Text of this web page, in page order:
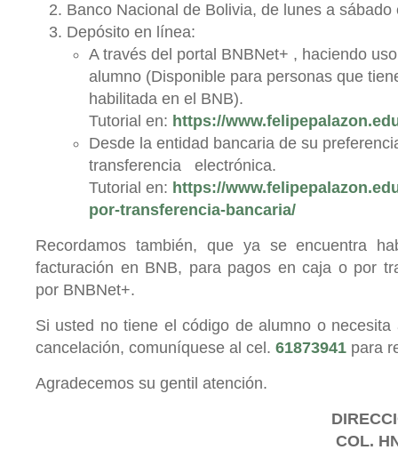
Banco Nacional de Bolivia, de lunes a
Depósito en línea:
A través del portal BNBNet+ , haciendo
alumno (Disponible para personas que
habilitada en el BNB).
Tutorial en: https://
Desde la entidad bancaria de su
transferencia electrónica.
Tutorial en: https://
por-transferencia-bancaria/
Recordamos también, que ya se encuentra
facturación en BNB, para pagos en caja o por
por BNBNet+.
Si usted no tiene el código de alumno o necesita
cancelación, comuníquese al cel. 61873941 para
Agradecemos su gentil atención.
COL.